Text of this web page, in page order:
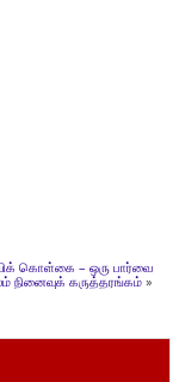
கொள்கை – ஒரு பார்வை
நினைவுக் கருத்தரங்கம்»